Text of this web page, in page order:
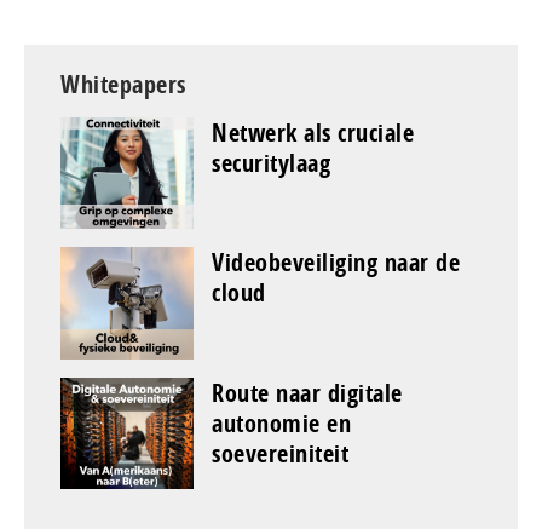
Whitepapers
Netwerk als cruciale
securitylaag
Videobeveiliging naar de
cloud
Route naar digitale
autonomie en
soevereiniteit